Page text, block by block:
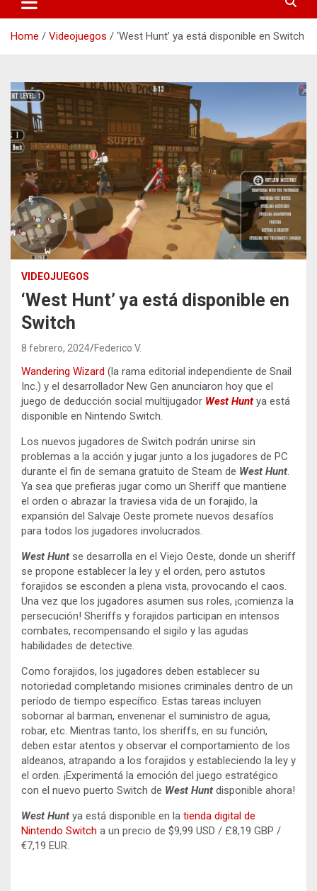
Home Videojuegos ‘West Hunt’ ya está disponible en Switch
VIDEOJUEGOS
‘West Hunt’ ya está disponible en
Switch
8 febrero, 2024 Federico V.
Wandering Wizard (la rama editorial independiente de Snail
Inc.) y el desarrollador New Gen anunciaron hoy que el
juego de deducción social multijugador West Huntya está
disponible en Nintendo Switch.
Los nuevos jugadores de Switch podrán unirse sin
problemas a la acción y jugar junto a los jugadores de PC
durante el fin de semana gratuito de Steam de West Hunt.
Ya sea que prefieras jugar como un Sheriff que mantiene
el orden o abrazar la traviesa vida de un forajido, la
expansión del Salvaje Oeste promete nuevos desafíos
para todos los jugadores involucrados.
West Hunt se desarrolla en el Viejo Oeste, donde un sheriff
se propone establecer la ley y el orden, pero astutos
forajidos se esconden a plena vista, provocando el caos.
Una vez que los jugadores asumen sus roles, ¡comienza la
persecución! Sheriffs y forajidos participan en intensos
combates, recompensando el sigilo y las agudas
habilidades de detective.
Como forajidos, los jugadores deben establecer su
notoriedad completando misiones criminales dentro de un
período de tiempo específico. Estas tareas incluyen
sobornar al barman, envenenar el suministro de agua,
robar, etc. Mientras tanto, los sheriffs, en su función,
deben estar atentos y observar el comportamiento de los
aldeanos, atrapando a los forajidos y estableciendo la ley y
el orden. ¡Experimentá la emoción del juego estratégico
con el nuevo puerto Switch de West Hunt disponible ahora!
West Hunt ya está disponible en la tienda digital de
Nintendo Switch a un precio de $9,99 USD / £8,19 GBP /
€7,19 EUR.